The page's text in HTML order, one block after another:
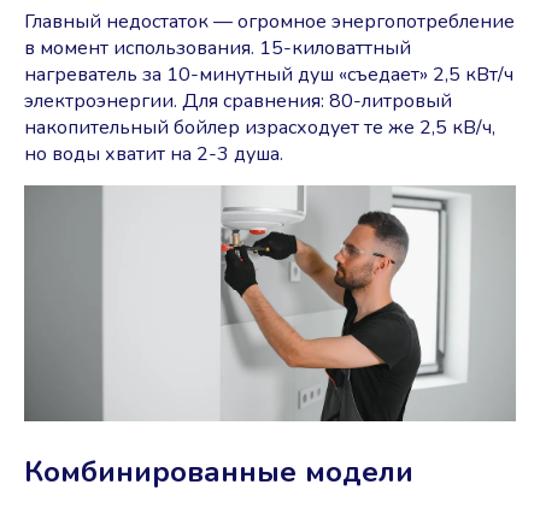
Главный недостаток — огромное энергопотребление
в момент использования. 15-киловаттный
нагреватель за 10-минутный душ «съедает» 2,5 кВт/ч
электроэнергии. Для сравнения: 80-литровый
накопительный бойлер израсходует те же 2,5 кВ/ч,
но воды хватит на 2-3 душа.
Комбинированные модели